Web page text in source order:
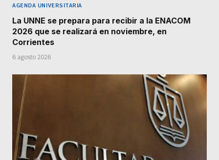
AGENDA UNIVERSITARIA
La UNNE se prepara para recibir a la ENACOM
2026 que se realizará en noviembre, en
Corrientes
6 agosto 2026